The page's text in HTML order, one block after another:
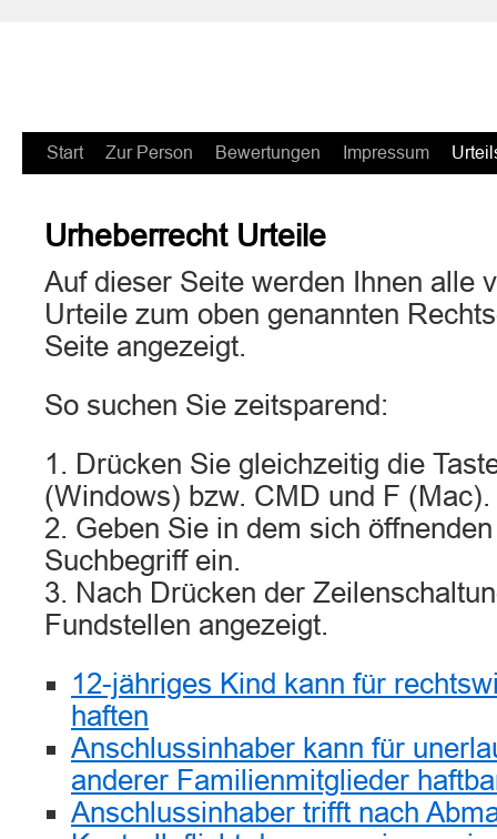
Zum
springen
Start Zur Person Bewertungen Impressum
Urheberrecht Urteile
Auf dieser Seite werden Ihnen alle
Urteile zum oben genannten
Seite angezeigt.
So suchen Sie zeitsparend:
1. Drücken Sie gleichzeitig die
(Windows) bzw. CMD und F (Mac).
2. Geben Sie in dem sich
Suchbegriff ein.
3. Nach Drücken der
Fundstellen angezeigt.
12-jähriges Kind kann für
haften
Anschlussinhaber kann für
anderer Familienmitglieder
Anschlussinhaber trifft nach